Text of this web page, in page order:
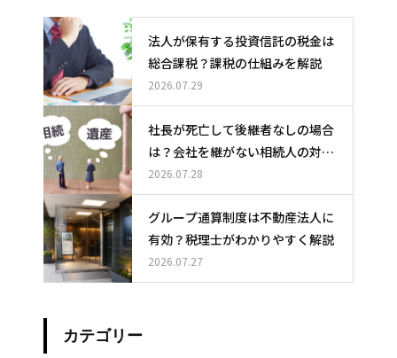
法人が保有する投資信託の税金は
総合課税？課税の仕組みを解説
2026.07.29
社長が死亡して後継者なしの場合
は？会社を継がない相続人の対応
と選択肢
2026.07.28
グループ通算制度は不動産法人に
有効？税理士がわかりやすく解説
2026.07.27
カテゴリー